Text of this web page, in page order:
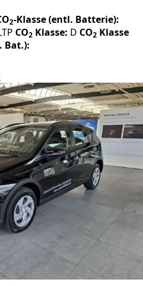
2-Klasse (entl. Batterie):
CO2 Klasse: D CO2 Klasse
Bat.):